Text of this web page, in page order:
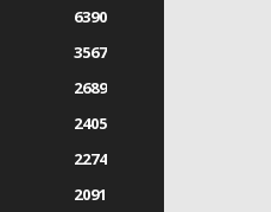
6390
3567
2689
2405
2274
2091